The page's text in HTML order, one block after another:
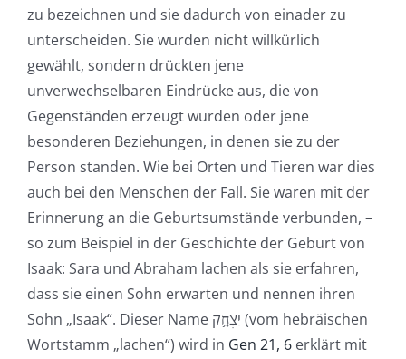
zu bezeichnen und sie dadurch von einader zu
unterscheiden. Sie wurden nicht willkürlich
gewählt, sondern drückten jene
unverwechselbaren Eindrücke aus, die von
Gegenständen erzeugt wurden oder jene
besonderen Beziehungen, in denen sie zu der
Person standen. Wie bei Orten und Tieren war dies
auch bei den Menschen der Fall. Sie waren mit der
Erinnerung an die Geburtsumstände verbunden, –
so zum Beispiel in der Geschichte der Geburt von
Isaak: Sara und Abraham lachen als sie erfahren,
dass sie einen Sohn erwarten und nennen ihren
Sohn „Isaak“. Dieser Name יִצְחָ֥ק (vom hebräischen
Wortstamm „lachen“) wird in Gen 21, 6erklärt mit